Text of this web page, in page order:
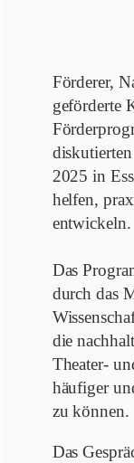
Förderer,
geförderte
2025 in
helfen,
entwickeln.
Das
durch das
die
Theater-
häufiger
zu können.
Das